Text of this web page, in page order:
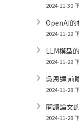
2024-11-30
OpenAI的
2024-11-29
LLM模型
2024-11-29
吳恩達:前
2024-11-28
閱讀論文
2024-11-28